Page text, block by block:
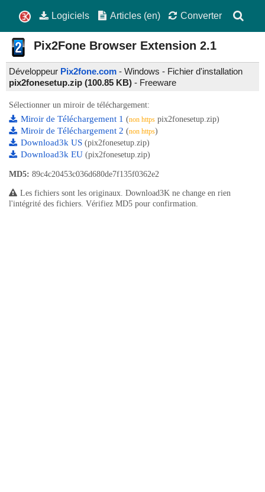
Logiciels Articles (en) Converter
Pix2Fone Browser Extension 2.1
Développeur Pix2fone.com - Windows - Fichier d'installation
pix2fonesetup.zip (100.85 KB) - Freeware
Sélectionner un miroir de téléchargement:
Miroir de Téléchargement 1 (non https pix2fonesetup.zip)
Miroir de Téléchargement 2 (non https)
Download3k US (pix2fonesetup.zip)
Download3k EU (pix2fonesetup.zip)
MD5: 89c4c20453c036d680de7f135f0362e2
Les fichiers sont les originaux. Download3K ne change en rien
l'intégrité des fichiers. Vérifiez MD5 pour confirmation.